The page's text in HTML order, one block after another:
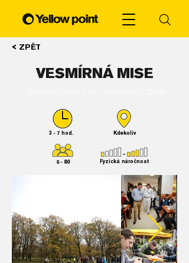
< ZPĚT
VESMÍRNÁ MISE
3 - 7 hod. Kdekoliv
5 - 80 Fyzická náročnost